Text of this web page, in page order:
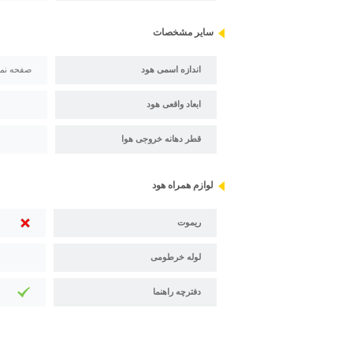
سایر مشخصات
اندازه اسمی هود صفحه
ابعاد واقعی هود
قطر دهانه خروجی هوا
لوازم همراه هود
ریموت
لوله خرطومی
دفترچه راهنما